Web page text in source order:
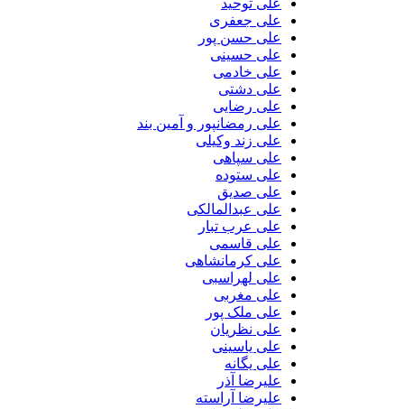
علی توحید
علی جعفری
علی حسن پور
علی حسینی
علی خادمی
علی دشتی
علی رضایی
علی رمضانپور و آمین بند
علی زند وکیلی
علی سپاهی
علی ستوده
علی صدیق
علی عبدالمالکی
علی عرب تبار
علی قاسمی
علی کرمانشاهی
علی لهراسبی
علی مغربی
علی ملک پور
علی نظریان
علی یاسینی
علی یگانه
علیرضا آذر
علیرضا آراسته